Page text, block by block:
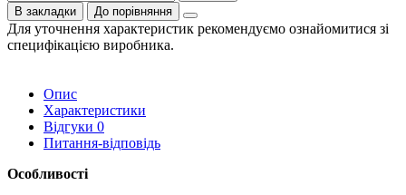
В закладки
До порівняння
Для уточнення характеристик рекомендуємо ознайомитися зі
специфікацією виробника.
Опис
Характеристики
Відгуки 0
Питання-відповідь
Особливості